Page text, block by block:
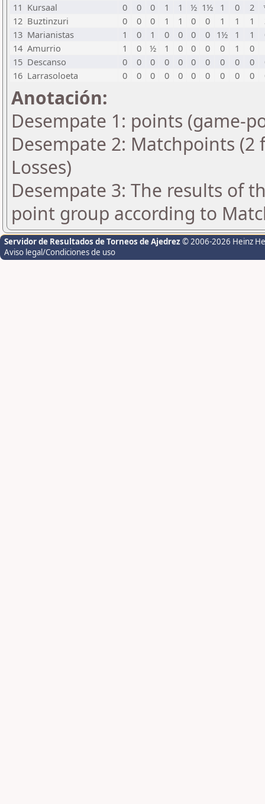
11 Kursaal 0 0 0 1 1 ½ 1½ 1 0 2
12 Buztinzuri 0 0 0 1 1 0 0 1 1 1
13 Marianistas 1 0 1 0 0 0 0 1½ 1 1
14 Amurrio 1 0 ½ 1 0 0 0 0 1 0
15 Descanso 0 0 0 0 0 0 0 0 0 0
16 Larrasoloeta 0 0 0 0 0 0 0 0 0 0
Anotación:
Desempate 1: points (game-
Desempate 2: Matchpoints
Losses)
Desempate 3: The results of
point group according to
Servidor de Resultados de Torneos de Ajedrez © 2006-2026 Heinz
Aviso legal/Condiciones de uso